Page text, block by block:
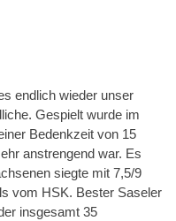
endlich wieder unser
Gespielt wurde im
Bedenkzeit von 15
anstrengend war. Es
siegte mit 7,5/9
vom HSK. Bester Saseler
insgesamt 35